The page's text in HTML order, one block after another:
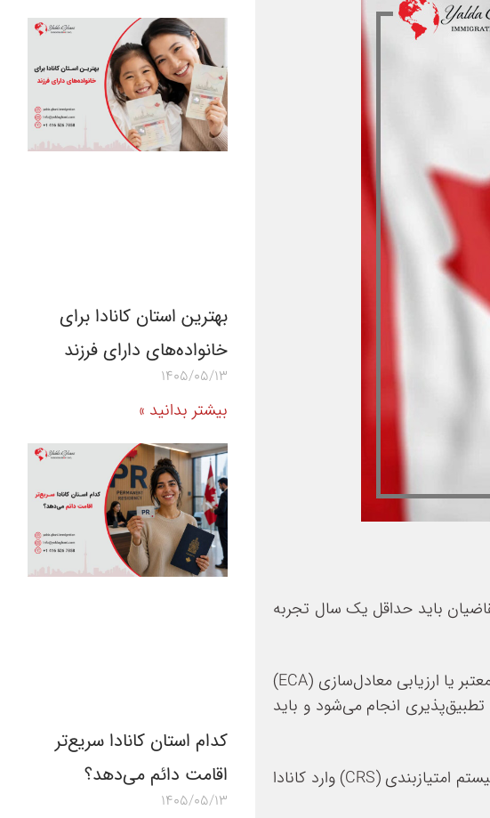
باید حداقل یک سال تجربه
علاوه بر این، داشتن مدرک زبان معتبر (انگلیسی یا فرانسوی) در سطح حداقل CLB 7 و ارائه مدرک تحصیلی معتبر یا ارزیابی معادل‌سازی (ECA)
انجام می‌شود و باید
این مسیر برای افرادی مناسب است که تجربه کاری تخصصی در خارج از کانادا دارند و قصد دارند از طریق سیستم امتیازبندی (CRS) وارد کانادا
بهترین استان کانادا برای
خانواده‌های دارای فرزند
1405/05/13
بیشتر بدانید »
کدام استان کانادا سریع‌تر
اقامت دائم می‌دهد؟
1405/05/13